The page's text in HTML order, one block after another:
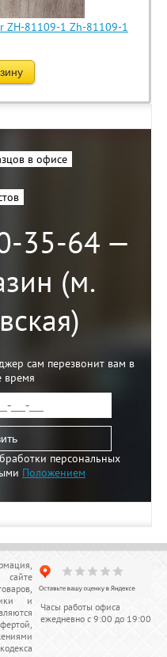
ZH-81109-1 Zh-81109-1
в офисе
35-64 —
(м.
сам перезвонит вам в
время
персональных
Положением
и
Часы работы офиса
ежедневно с 9:00 до 19:00